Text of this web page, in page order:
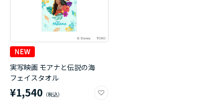
実写映画 モアナと伝説の海
フェイスタオル
¥1,540